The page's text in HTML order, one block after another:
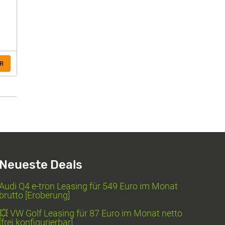
Deals
Q4 e-tron Leasing für 549 Euro im Monat
[Eroberung]
VW Golf Leasing für 87 Euro im Monat netto
konfigurierbar]